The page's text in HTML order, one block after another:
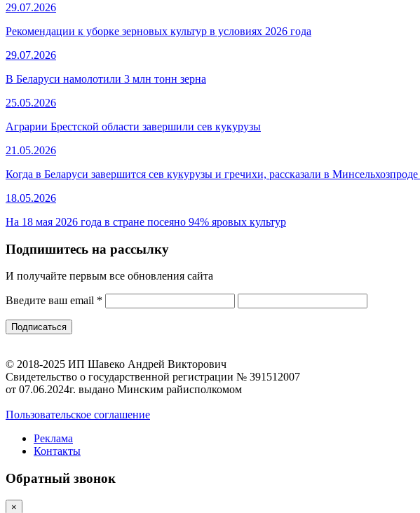
29.07.2026
Рекомендации к уборке зерновых культур в условиях 2026 года
29.07.2026
В Беларуси намолотили 3 млн тонн зерна
25.05.2026
Аграрии Брестской области завершили сев кукурузы
21.05.2026
Когда в Беларуси завершится сев кукурузы и гречихи, рассказали в Минсельхозпроде
18.05.2026
На 18 мая 2026 года в стране посеяно 94% яровых культур
Подпишитесь на рассылку
И получайте первым все обновления сайта
Введите ваш email *
© 2018-2025 ИП Шавеко Андрей Викторович
Свидетельство о государственной регистрации № 391512007
от 07.06.2024г. выдано Минским райисполкомом
Пользовательское соглашение
Реклама
Контакты
Обратный звонок
×